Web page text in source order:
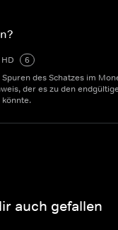
HD
6
des Schatzes im
der es zu den
könnte.
auch gefallen